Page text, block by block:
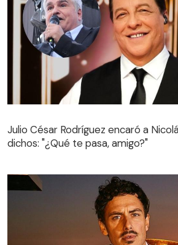
Julio César Rodríguez encaró a
dichos: "¿Qué te pasa, amigo?"